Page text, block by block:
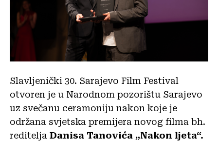
Slavljenički 30. Sarajevo Film Festival
otvoren je u Narodnom pozorištu Sarajevo
uz svečanu ceramoniju nakon koje je
održana svjetska premijera novog filma bh.
reditelja Danisa Tanovića „Nakon ljeta“.